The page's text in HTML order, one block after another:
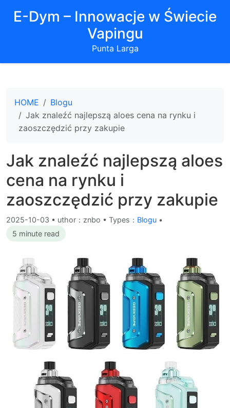
E-Dym – Innowacje w Świecie
Vapingu
Punta Larga
HOME
Blogu
Jak znaleźć najlepszą aloes cena na rynku i
zaoszczędzić przy zakupie
Jak znaleźć najlepszą aloes
cena na rynku i
zaoszczędzić przy zakupie
2025-10-03 • uthor：znbo • Types： Blogu •
5 minute read